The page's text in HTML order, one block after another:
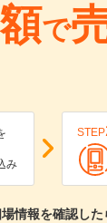
で
み
STEP
情報を確認した